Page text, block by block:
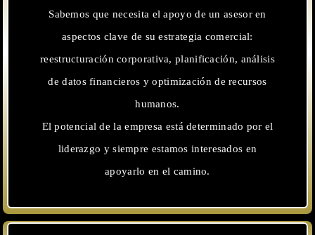
Sabemos que necesita el apoyo de un asesor en
aspectos clave de su estrategia comercial:
reestructuración corporativa, planificación, análisis
de datos financieros y optimización de recursos
humanos.
El potencial de la empresa está determinado por el
liderazgo y siempre estamos interesados ​​en
apoyarlo en el camino.